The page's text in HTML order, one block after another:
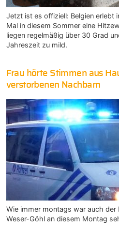
Jetzt ist es offiziell: Belgien erlebt
Mal in diesem Sommer eine
liegen regelmäßig über 30 Grad
Jahreszeit zu mild.
Frau hörte Stimmen aus
verstorbenen Nachbarn
Wie immer montags war auch der
Weser-Göhl an diesem Montag